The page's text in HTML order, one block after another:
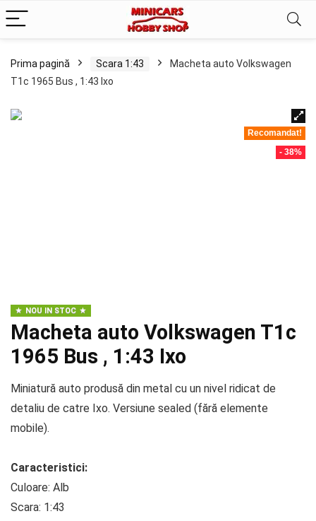
Prima pagină Scara 1:43
Macheta auto Volkswagen
T1c 1965 Bus , 1:43 Ixo
Recomandat!
- 38%
NOU IN STOC
Macheta auto Volkswagen T1c
1965 Bus , 1:43 Ixo
Miniatură auto produsă din metal cu un nivel ridicat de
detaliu de catre Ixo. Versiune sealed (fără elemente
mobile).
Caracteristici:
Culoare: Alb
Scara: 1:43